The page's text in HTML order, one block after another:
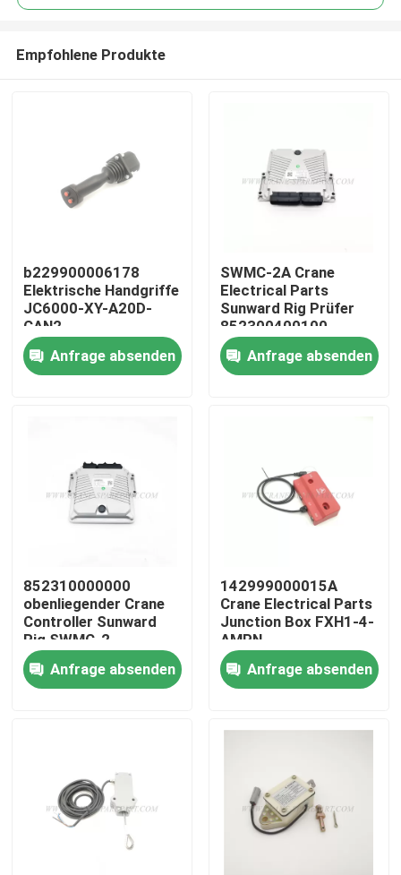
Startseite
Über uns
Fabrik Tour
Qualitätskontrolle
Kontakt
Ersatzteile des Kranes
Empfohlene Produkte
b229900006178
Elektrische Handgriffe
JC6000-XY-A20D-
CAN2
Anfrage absenden
SWMC-2A Crane
Electrical Parts
Sunward Rig Prüfer
852300400100
Anfrage absenden
852310000000
obenliegender Crane
Controller Sunward
Rig SWMC-2
Anfrage absenden
142999000015A
Crane Electrical Parts
Junction Box FXH1-4-
AMPN
Anfrage absenden